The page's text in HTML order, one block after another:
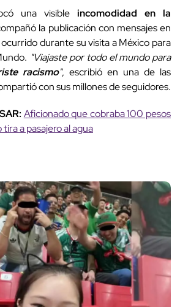
una visible incomodidad en la
la publicación con mensajes en
durante su visita a México para
"Viajaste por todo el mundo para
racismo", escribió en una de las
con sus millones de seguidores.
Aficionado que cobraba 100 pesos
a pasajero al agua